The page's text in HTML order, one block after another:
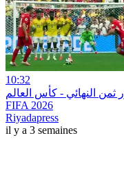
10:32
ثمن النهائي - كأس العالم
FIFA 2026
Riyadapress
il y a 3 semaines